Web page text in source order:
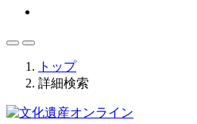
トップ
詳細検索